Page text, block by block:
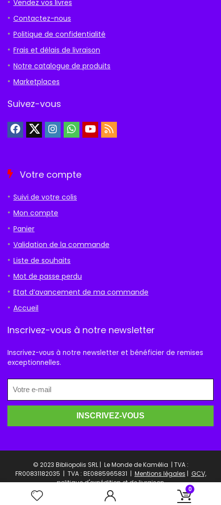
0
Vendez vos livres
Contactez-nous
Politique de confidentialité
Frais et délais de livraison
Notre catalogue de produits
Marketplaces
Suivez-vous
Votre compte
Suivi de votre colis
Mon compte
Panier
Validation de la commande
Liste de souhaits
Mot de passe perdu
Etat d’avancement de ma commande
Accueil
Inscrivez-vous à notre newsletter
Inscrivez-vous à notre newsletter et bénéficier de remises
exceptionnelles.
© 2023 Bibliopolis SRL | Le Monde de Kamélia | TVA :
FR00831182035 | TVA : BE0885965831 | Mentions légales | GCV,
politique d'expédition et de livraison